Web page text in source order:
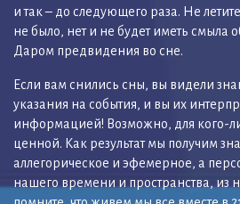
и так – до следующего раза. Не
не было, нет и не будет иметь смыла
Даром предвидения во сне.
Если вам снились сны, вы видели
указания на события, и вы их
информацией! Возможно, для кого-
ценной. Как результат мы получим
аллегорическое и эфемерное, а
нашего времени и пространства, из